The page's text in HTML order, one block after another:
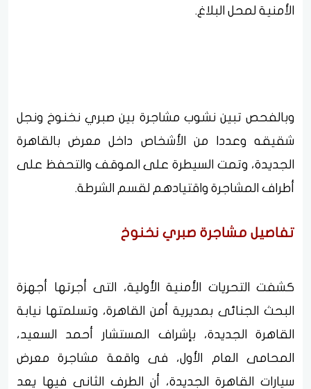
الأمنية لمحل البلاغ.
وبالفحص تبين نشوب مشاجرة بين صبري نخنوخ ونجل
شقيقه وعددا من الأشخاص داخل معرض بالقاهرة
الجديدة، وتمت السيطرة على الموقف والتحفظ على
أطراف المشاجرة واقتيادهم لقسم الشرطة.
تفاصيل مشاجرة صبري نخنوخ
كشفت التحريات الأمنية الأولية، التى أجرتها أجهزة
البحث الجنائى بمديرية أمن القاهرة، وتسلمتها نيابة
القاهرة الجديدة، بإشراف المستشار أحمد السعيد،
المحامى العام الأول، فى واقعة مشاجرة معرض
سيارات القاهرة الجديدة، أن الطرف الثانى فيها يعد